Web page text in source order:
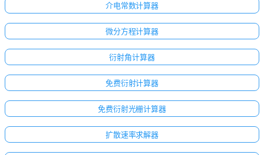
介电常数计算器
微分方程计算器
衍射角计算器
免费衍射计算器
免费衍射光栅计算器
扩散速率求解器